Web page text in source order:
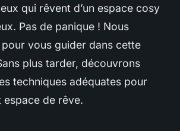
qui rêvent d’un espace cosy
Pas de panique ! Nous
pour vous guider dans cette
plus tarder, découvrons
techniques adéquates pour
espace de rêve.